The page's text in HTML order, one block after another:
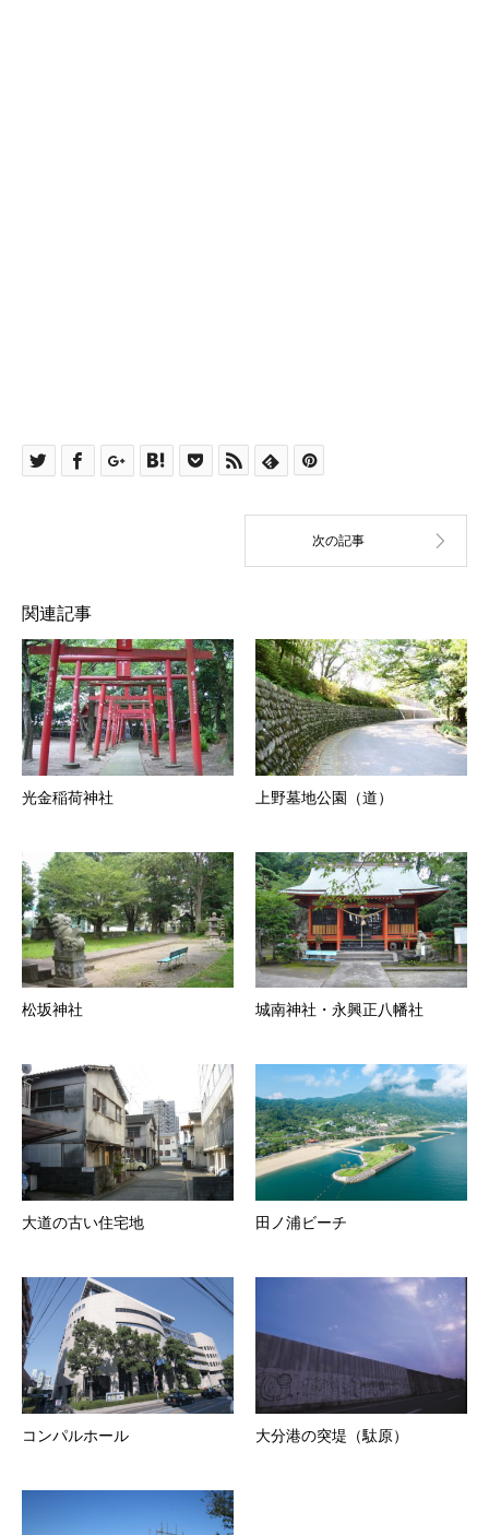
関連記事
光金稲荷神社 上野墓地公園（道）
松坂神社 城南神社・永興正八幡社
大道の古い住宅地 田ノ浦ビーチ
コンパルホール 大分港の突堤（駄原）